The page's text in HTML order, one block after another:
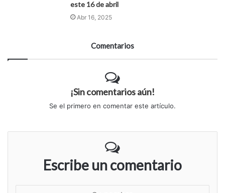
este 16 de abril
Abr 16, 2025
Comentarios
¡Sin comentarios aún!
Se el primero en comentar este artículo.
Escribe un comentario